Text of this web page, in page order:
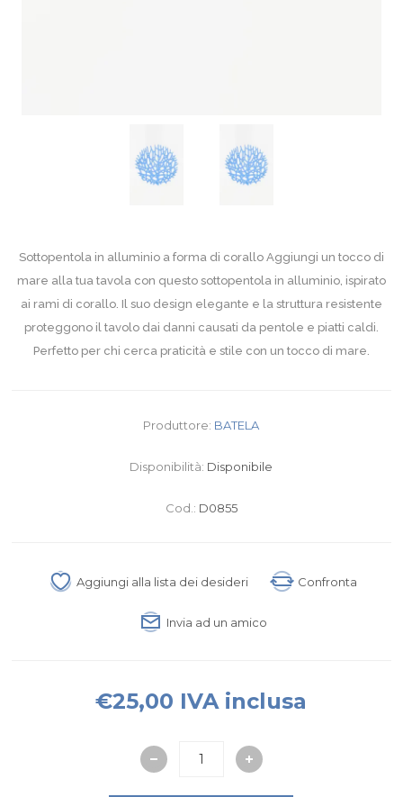
Sottopentola in alluminio a forma di corallo Aggiungi un tocco di
mare alla tua tavola con questo sottopentola in alluminio, ispirato
ai rami di corallo. Il suo design elegante e la struttura resistente
proteggono il tavolo dai danni causati da pentole e piatti caldi.
Perfetto per chi cerca praticità e stile con un tocco di mare.
Produttore: BATELA
Disponibilità: Disponibile
Cod.: D0855
Aggiungi alla lista dei desideri Confronta
Invia ad un amico
€25,00 IVA inclusa